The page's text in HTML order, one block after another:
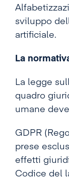
sviluppo
artificiale.
La
La legge
quadro
umane
GDPR
prese
effetti
Codice del